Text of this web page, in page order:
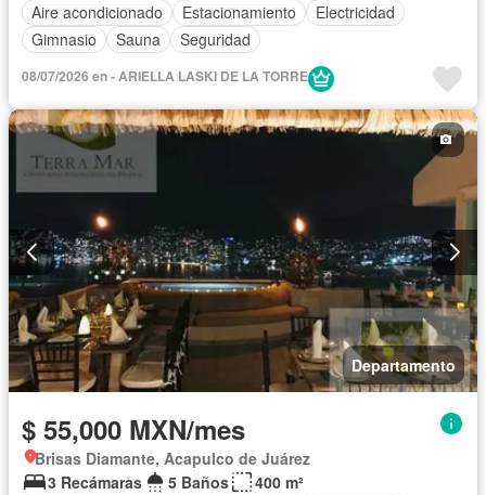
Aire acondicionado
Estacionamiento
Electricidad
Gimnasio
Sauna Seguridad
08/07/2026 en - ARIELLA LASKI DE LA TORRE
Departamento
$ 55,000 MXN/mes
Brisas Diamante, Acapulco de Juárez
3 Recámaras
5 Baños
400 m²